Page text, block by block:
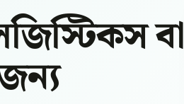
বা